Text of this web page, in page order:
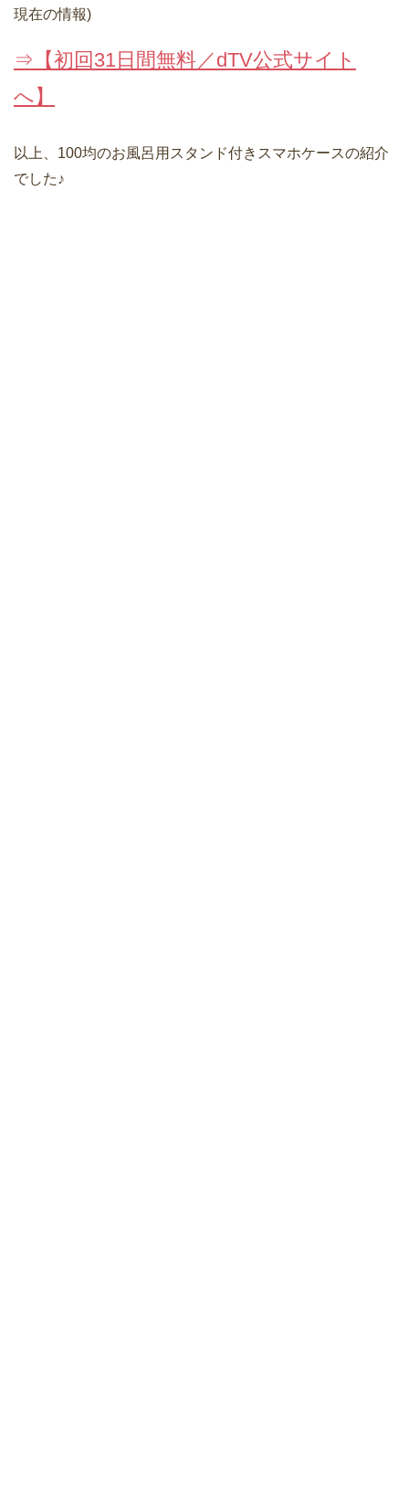
現在の情報)
⇒【初回31日間無料／dTV公式サイト
へ】
以上、100均のお風呂用スタンド付きスマホケースの紹介
でした♪